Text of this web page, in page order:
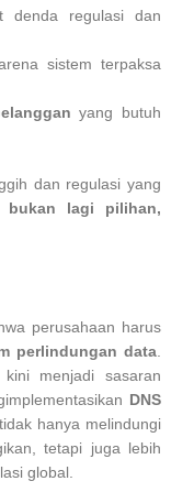
denda regulasi dan
sistem terpaksa
yang butuh
dan regulasi yang
bukan lagi pilihan,
perusahaan harus
perlindungan data
menjadi sasaran
DNS
hanya melindungi
tetapi juga lebih
global.